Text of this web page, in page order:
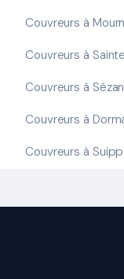
Couvreurs à
Couvreurs à
Couvreurs à
Couvreurs à
Couvreurs à